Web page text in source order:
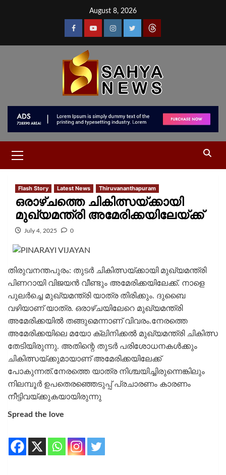
August 8, 2026
Flash Story Latest News Thiruvananthapuram
ഒരാഴ്‌ചത്തെ ചികിത്സയ്ക്കായി
മുഖ്യമന്ത്രി അമേരിക്കയിലേയ്ക്ക്
July 4, 2025 0
തിരുവനന്തപുരം: തുടര്‍ ചികിത്സയ്ക്കായി മുഖ്യമന്ത്രി
പിണറായി വിജയന്‍ വീണ്ടും അമേരിക്കയിലേക്ക്. നാളെ
പുലര്‍ച്ചെ മുഖ്യമന്ത്രി യാത്ര തിരിക്കും. ദുബൈ
വഴിയാണ് യാത്ര. ഒരാഴ്ചയിലേറെ മുഖ്യമന്ത്രി
അമേരിക്കയില്‍ തങ്ങുമെന്നാണ് വിവരം.നേരത്തെ
അമേരിക്കയിലെ മയോ ക്ലിനിക്കല്‍ മുഖ്യമന്ത്രി ചികിത്സ
തേടിയിരുന്നു. അതിന്റെ തുടര്‍ പരിശോധനകള്‍ക്കും
ചികിത്സയ്ക്കുമായാണ് അമേരിക്കയിലേക്ക്
പോകുന്നത്.നേരത്തെ യാത്ര നിശ്ചയിച്ചിരുന്നെങ്കിലും
നിലമ്പൂര്‍ ഉപതെരഞ്ഞെടുപ്പ് പ്രചാരണം കാരണം
നീട്ടിവയ്ക്കുകയായിരുന്നു
Spread the love